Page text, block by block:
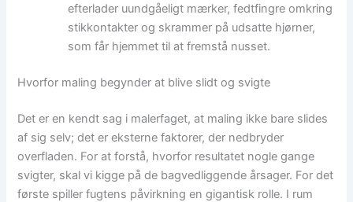
efterlader uundgåeligt mærker, fedtfingre omkring
stikkontakter og skrammer på udsatte hjørner,
som får hjemmet til at fremstå nusset.
Hvorfor maling begynder at blive slidt og svigte
Det er en kendt sag i malerfaget, at maling ikke bare slides
af sig selv; det er eksterne faktorer, der nedbryder
overfladen. For at forstå, hvorfor resultatet nogle gange
svigter, skal vi kigge på de bagvedliggende årsager. For det
første spiller fugtens påvirkning en gigantisk rolle. I rum